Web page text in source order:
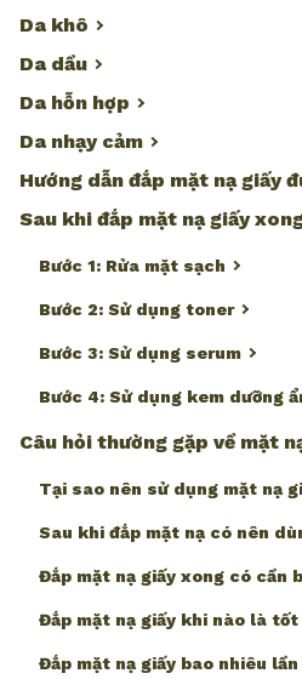
Da khô
Da dầu
Da hỗn hợp
Da nhạy cảm
Hướng dẫn đắp mặt nạ giấy
Sau khi đắp mặt nạ giấy
Bước 1: Rửa mặt sạch
Bước 2: Sử dụng toner
Bước 3: Sử dụng serum
Bước 4: Sử dụng kem dưỡng
Câu hỏi thường gặp về mặt
Tại sao nên sử dụng mặt nạ
Sau khi đắp mặt nạ có nên
Đắp mặt nạ giấy xong có cần
Đắp mặt nạ giấy khi nào là
Đắp mặt nạ giấy bao nhiêu lần